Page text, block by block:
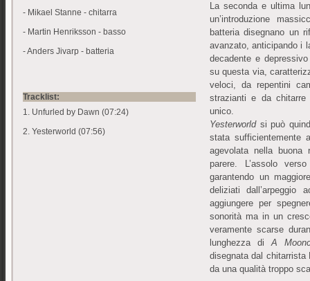
- Mikael Stanne - chitarra
- Martin Henriksson - basso
- Anders Jivarp - batteria
Tracklist:
1. Unfurled by Dawn (07:24)
2. Yesterworld (07:56)
La seconda e ultima
un’introduzione
batteria disegnano un
avanzato, anticipando i
decadente e
su questa via,
veloci, da repentini
strazianti e da
unico.
Yesterworldsi può
stata sufficientemente
agevolata nella buona
parere. L’assolo
garantendo un
deliziati
aggiungere per
sonorità ma in un
veramente scarse
lunghezza diA
disegnata dal
da una qualità troppo